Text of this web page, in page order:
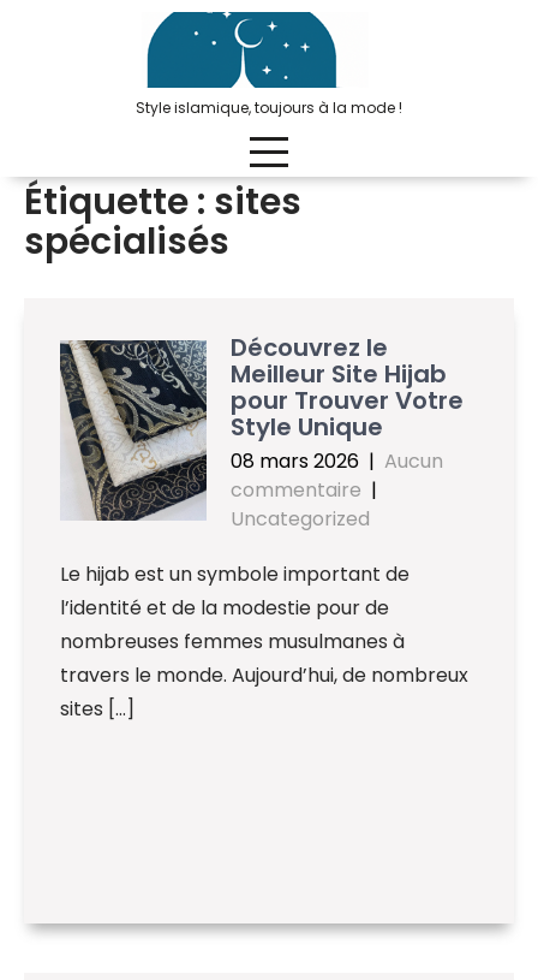
Style islamique, toujours à la mode !
Étiquette : sites
spécialisés
Découvrez le
Meilleur Site Hijab
pour Trouver Votre
Style Unique
08 mars 2026 | Aucun
commentaire |
Uncategorized
Le hijab est un symbole important de
l’identité et de la modestie pour de
nombreuses femmes musulmanes à
travers le monde. Aujourd’hui, de nombreux
sites […]